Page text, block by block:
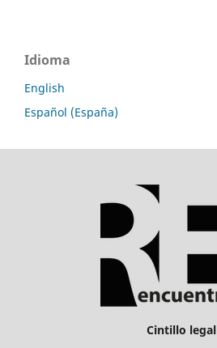
Idioma
English
Español (España)
Cintillo legal